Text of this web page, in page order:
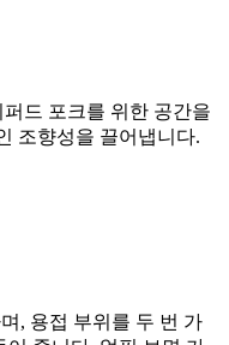
드 포크를 위한 공간을
조향성을 끌어냅니다.
, 용접 부위를 두 번 가